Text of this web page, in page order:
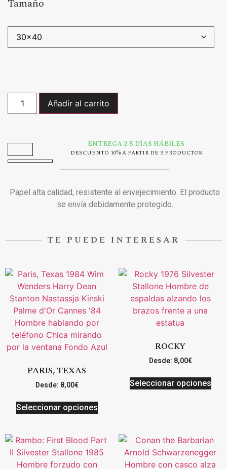
Tamaño
Añadir al carrito
ENTREGA 2-5 DÍAS HÁBILES
DESCUENTO 10% A PARTIR DE 3 PRODUCTOS
Papel alta calidad, resistente al envejecimiento. El producto
se envía debidamente protegido.
TE PUEDE INTERESAR
PARIS, TEXAS
Desde: 8,00€
Seleccionar opciones
ROCKY
Desde: 8,00€
Seleccionar opciones